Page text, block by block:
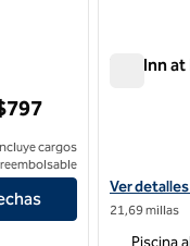
Resorts
cargos
The Inn
Ver detalles
Ver
21,69 millas